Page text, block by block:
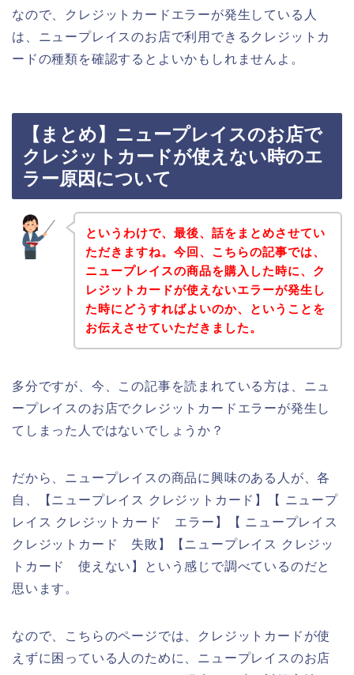
なので、クレジットカードエラーが発生している人
は、ニュープレイスのお店で利用できるクレジットカ
ードの種類を確認するとよいかもしれませんよ。
【まとめ】ニュープレイスのお店で
クレジットカードが使えない時のエ
ラー原因について
というわけで、最後、話をまとめさせてい
ただきますね。今回、こちらの記事では、
ニュープレイスの商品を購入した時に、ク
レジットカードが使えないエラーが発生し
た時にどうすればよいのか、ということを
お伝えさせていただきました。
多分ですが、今、この記事を読まれている方は、ニュ
ープレイスのお店でクレジットカードエラーが発生し
てしまった人ではないでしょうか？
だから、ニュープレイスの商品に興味のある人が、各
自、【ニュープレイス クレジットカード】【 ニュープ
レイス クレジットカード エラー】【 ニュープレイス
クレジットカード 失敗】【ニュープレイス クレジッ
トカード 使えない】という感じで調べているのだと
思います。
なので、こちらのページでは、クレジットカードが使
えずに困っている人のために、ニュープレイスのお店